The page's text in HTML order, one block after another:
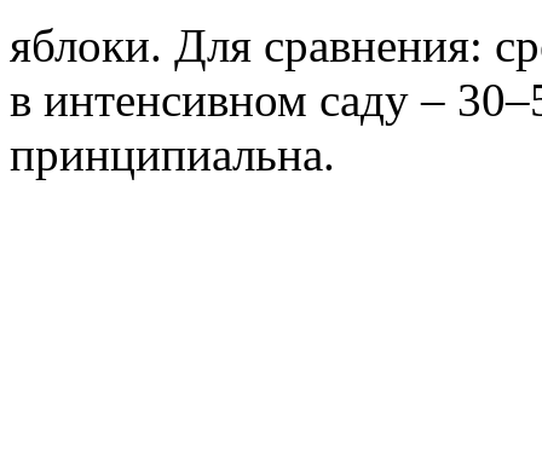
яблоки. Для сравнения:
в интенсивном саду –
принципиальна.